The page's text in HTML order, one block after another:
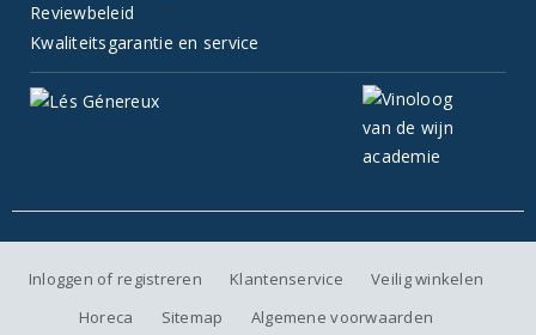
Reviewbeleid
Kwaliteitsgarantie en service
Inloggen of registreren Klantenservice
Veilig winkelen
Horeca
Sitemap Algemene voorwaarden